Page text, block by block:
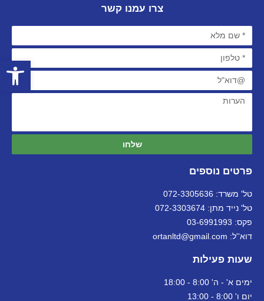
פרטים נוספים
טל' משרד: 072-3305636
טל' נייד מתן: 072-3303674
פקס: 03-6991993
דוא''ל: ortanltd@gmail.com
שעות פעילות
ימים א' - ה' 8:00 - 18:00
יום ו' 8:00 - 13:00
צרו עמנו קשר
שלחו
פתח